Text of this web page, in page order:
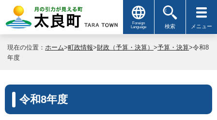
Foreign
Language
検索 メニュー
現在の位置： ホーム>町政情報>財政（予算・決算） >予算・決算>令和8
年度
令和8年度